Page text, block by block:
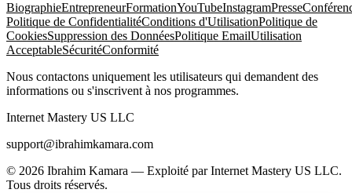
BiographieEntrepreneurFormationYouTubeInstagramPresse
Politique de ConfidentialitéConditions d'UtilisationPolitique de
CookiesSuppression des DonnéesPolitique EmailUtilisation
AcceptableSécuritéConformité
Nous contactons uniquement les utilisateurs qui demandent des
informations ou s'inscrivent à nos programmes.
Internet Mastery US LLC
support@ibrahimkamara.com
© 2026 Ibrahim Kamara — Exploité par Internet Mastery US LLC.
Tous droits réservés.